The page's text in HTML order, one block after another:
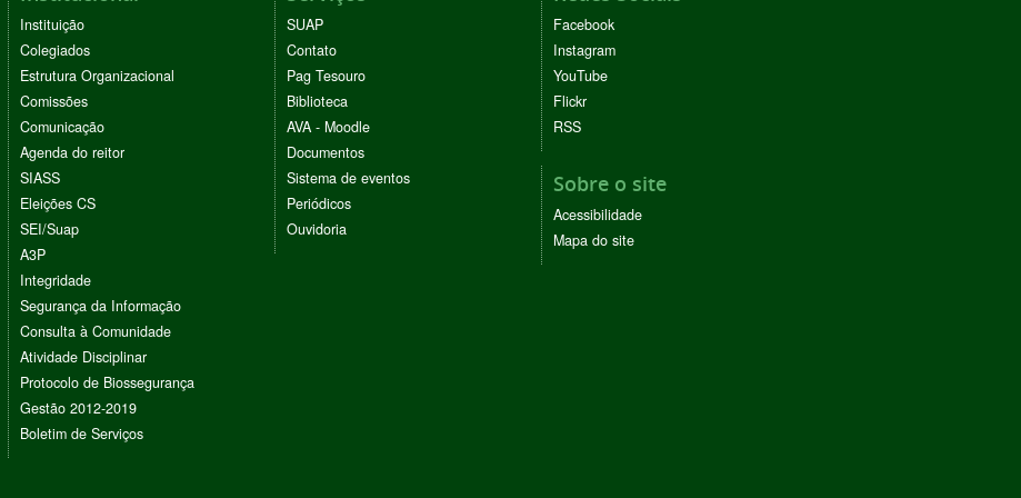
Instituição
Colegiados
Estrutura Organizacional
Comissões
Comunicação
Agenda do reitor
SIASS
Eleições CS
SEI/Suap
A3P
Integridade
Segurança da Informação
Consulta à Comunidade
Atividade Disciplinar
Protocolo de Biossegurança
Gestão 2012-2019
Boletim de Serviços
SUAP
Contato
Pag Tesouro
Biblioteca
AVA - Moodle
Documentos
Sistema de eventos
Periódicos
Ouvidoria
Facebook
Instagram
YouTube
Flickr
RSS
Sobre o site
Acessibilidade
Mapa do site